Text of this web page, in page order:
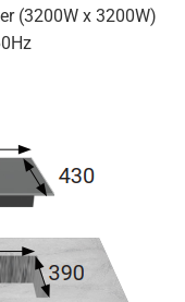
(3200W x 3200W)